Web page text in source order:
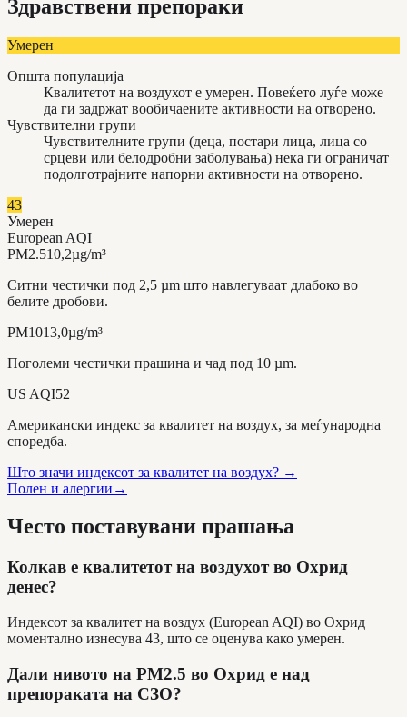
Здравствени препораки
Умерен
Општа популација
Квалитетот на воздухот е умерен. Повеќето луѓе може
да ги задржат вообичаените активности на отворено.
Чувствителни групи
Чувствителните групи (деца, постари лица, лица со
срцеви или белодробни заболувања) нека ги ограничат
подолготрајните напорни активности на отворено.
43
Умерен
European AQI
PM2.510,2µg/m³
Ситни честички под 2,5 µm што навлегуваат длабоко во
белите дробови.
PM1013,0µg/m³
Поголеми честички прашина и чад под 10 µm.
US AQI52
Американски индекс за квалитет на воздух, за меѓународна
споредба.
Што значи индексот за квалитет на воздух? →
Полен и алергии →
Често поставувани прашања
Колкав е квалитетот на воздухот во Охрид
денес?
Индексот за квалитет на воздух (European AQI) во Охрид
моментално изнесува 43, што се оценува како умерен.
Дали нивото на PM2.5 во Охрид е над
препораката на СЗО?